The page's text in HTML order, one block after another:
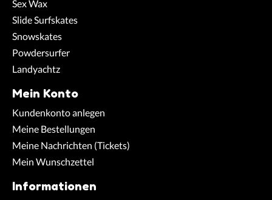
Sex Wax
Slide Surfskates
Snowskates
Powdersurfer
Landyachtz
Mein Konto
Kundenkonto anlegen
Meine Bestellungen
Meine Nachrichten (Tickets)
Mein Wunschzettel
Informationen